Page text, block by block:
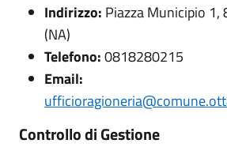
Indirizzo: Piazza Municipio
(NA)
Telefono:0818280215
Email:
Controllo di Gestione